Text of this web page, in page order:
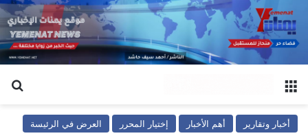
أخبار وتقارير أهم الأخبار إختيار المحرر العرض في الرئيسة